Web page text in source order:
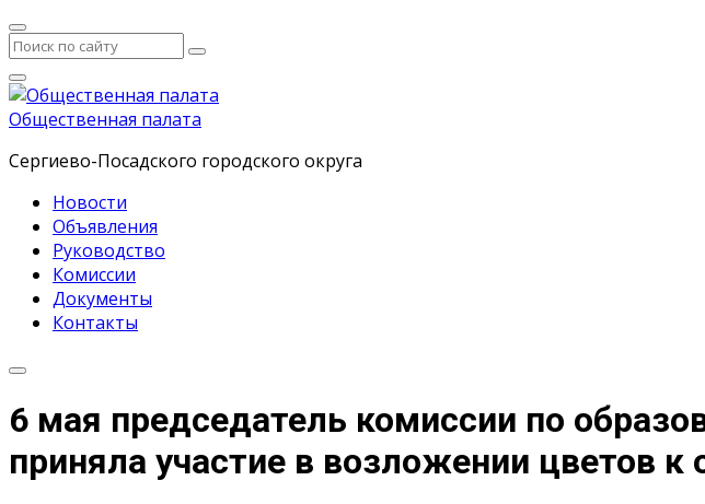
Общественная палата
Сергиево-Посадского городского округа
Новости
Объявления
Руководство
Комиссии
Документы
Контакты
6 мая председатель комиссии по
приняла участие в возложении цветов к